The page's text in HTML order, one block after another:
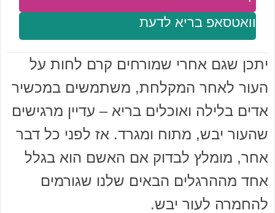
וואטסאפ בריא לדעת
יתכן שגם אחרי שמורחים קרם לחות על
העור לאחר המקלחת, משתמשים במכשיר
אדים בלילה ואוכלים בריא – עדיין מרגישים
שהעור יבש, מתוח ומגרד. אז לפני כל דבר
אחר, מומלץ לבדוק אם האשם הוא בגלל
אחד מההרגלים הבאים שלנו שגורמים
להחמרה לעור יבש.